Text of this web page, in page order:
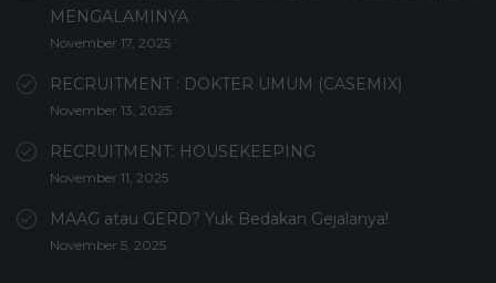
MENGALAMINYA
November 17, 2025
RECRUITMENT : DOKTER UMUM (CASEMIX)
November 13, 2025
RECRUITMENT: HOUSEKEEPING
November 11, 2025
MAAG atau GERD? Yuk Bedakan Gejalanya!
November 5, 2025